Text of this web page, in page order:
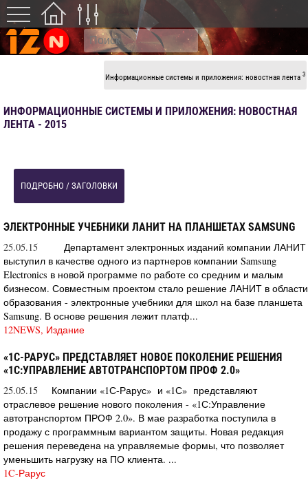
Информационные системы и приложения: новостная лента 3
ИНФОРМАЦИОННЫЕ СИСТЕМЫ И ПРИЛОЖЕНИЯ: НОВОСТНАЯ
ЛЕНТА - 2015
ПОДРОБНО / ЗАГОЛОВКИ
ЭЛЕКТРОННЫЕ УЧЕБНИКИ ЛАНИТ НА ПЛАНШЕТАХ SAMSUNG
25.05.15
Департамент электронных изданий компании ЛАНИТ
выступил в качестве одного из партнеров компании Samsung
Electronics в новой программе по работе со средним и малым
бизнесом. Совместным проектом стало решение ЛАНИТ в области
образования - электронные учебники для школ на базе планшета
Samsung. В основе решения лежит платф...
12NEWS, Издание
«1С-РАРУС» ПРЕДСТАВЛЯЕТ НОВОЕ ПОКОЛЕНИЕ РЕШЕНИЯ
«1С:УПРАВЛЕНИЕ АВТОТРАНСПОРТОМ ПРОФ 2.0»
25.05.15
Компании «1С-Рарус» и «1С» представляют
отраслевое решение нового поколения - «1С:Управление
автотранспортом ПРОФ 2.0». В мае разработка поступила в
продажу с программным вариантом защиты. Новая редакция
решения переведена на управляемые формы, что позволяет
уменьшить нагрузку на ПО клиента. ...
1C-Рарус